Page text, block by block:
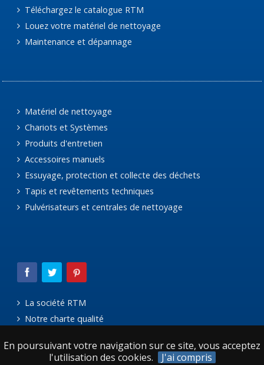
En poursuivant votre navigation sur ce site, vous acceptez
l'utilisation des cookies.
J'ai compris
Téléchargez le catalogue RTM
Louez votre matériel de nettoyage
Maintenance et dépannage
Matériel de nettoyage
Chariots et Systèmes
Produits d'entretien
Accessoires manuels
Essuyage, protection et collecte des déchets
Tapis et revêtements techniques
Pulvérisateurs et centrales de nettoyage
La société RTM
Notre charte qualité
Mentions légales